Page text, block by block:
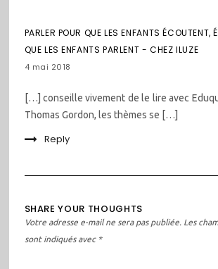
PARLER POUR QUE LES ENFANTS ÉCOUTENT,
QUE LES ENFANTS PARLENT - CHEZ ILUZE
4 mai 2018
[…] conseille vivement de le lire avec
Thomas Gordon, les thèmes se […]
Reply
SHARE YOUR THOUGHTS
Votre adresse e-mail ne sera pas publiée. Les
sont indiqués avec *